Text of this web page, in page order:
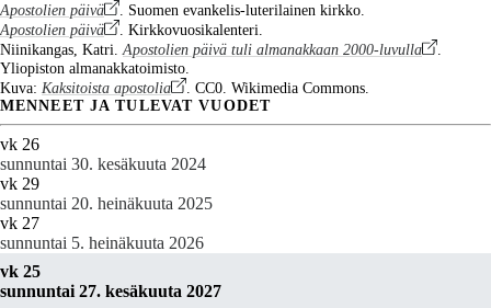
Apostolien päivä
. Suomen evankelis-luterilainen kirkko.
Apostolien päivä
. Kirkkovuosikalenteri.
Niinikangas, Katri.Apostolien päivä tuli almanakkaan 2000-luvulla
.
Yliopiston almanakkatoimisto.
Kuva: Kaksitoista apostolia . CC0. Wikimedia Commons.
MENNEET JA TULEVAT VUODET
vk 26
sunnuntai 30. kesäkuuta 2024
vk 29
sunnuntai 20. heinäkuuta 2025
vk 27
sunnuntai 5. heinäkuuta 2026
vk 25
sunnuntai 27. kesäkuuta 2027